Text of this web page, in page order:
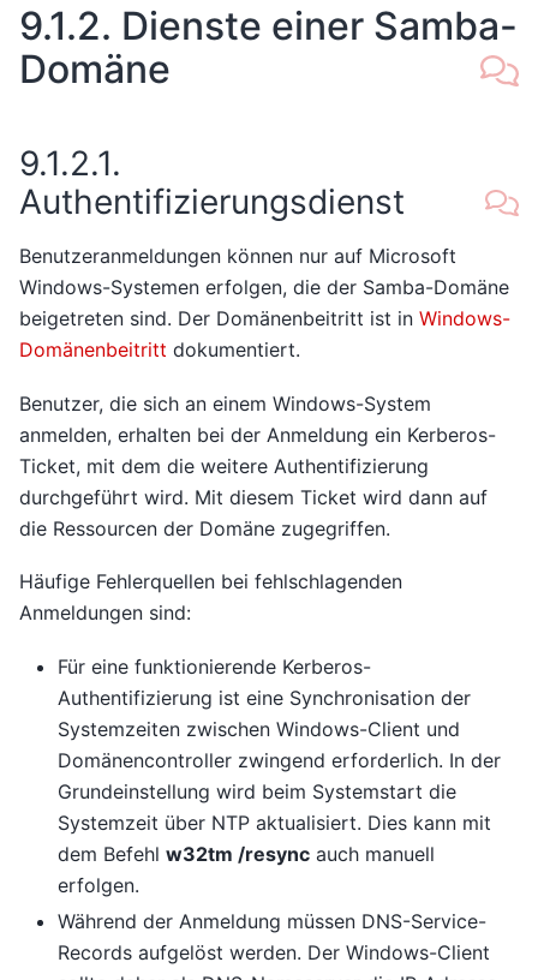
9.1.2. Dienste einer Samba-
Domäne
9.1.2.1.
Authentifizierungsdienst
Benutzeranmeldungen können nur auf Microsoft
Windows-Systemen erfolgen, die der Samba-Domäne
beigetreten sind. Der Domänenbeitritt ist in Windows-
Domänenbeitritt dokumentiert.
Benutzer, die sich an einem Windows-System
anmelden, erhalten bei der Anmeldung ein Kerberos-
Ticket, mit dem die weitere Authentifizierung
durchgeführt wird. Mit diesem Ticket wird dann auf
die Ressourcen der Domäne zugegriffen.
Häufige Fehlerquellen bei fehlschlagenden
Anmeldungen sind:
Für eine funktionierende Kerberos-
Authentifizierung ist eine Synchronisation der
Systemzeiten zwischen Windows-Client und
Domänencontroller zwingend erforderlich. In der
Grundeinstellung wird beim Systemstart die
Systemzeit über NTP aktualisiert. Dies kann mit
dem Befehl w32tm /resync auch manuell
erfolgen.
Während der Anmeldung müssen DNS-Service-
Records aufgelöst werden. Der Windows-Client